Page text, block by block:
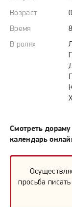
Возраст
Время
В ролях
Смотреть
календарь
просьба